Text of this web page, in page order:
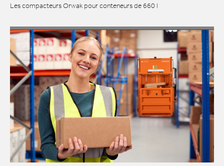
Les compacteurs Orwak pour conteneurs de 660 l